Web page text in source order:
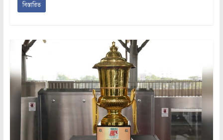
বিস্তারিত